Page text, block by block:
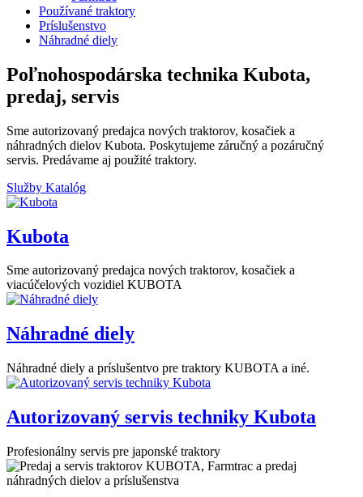
Používané traktory
Príslušenstvo
Náhradné diely
Poľnohospodárska technika Kubota,
predaj, servis
Sme autorizovaný predajca nových traktorov, kosačiek a
náhradných dielov Kubota. Poskytujeme záručný a pozáručný
servis. Predávame aj použité traktory.
Služby Katalóg
Kubota
Sme autorizovaný predajca nových traktorov, kosačiek a
viacúčelových vozidiel KUBOTA
Náhradné diely
Náhradné diely a príslušentvo pre traktory KUBOTA a iné.
Autorizovaný servis techniky Kubota
Profesionálny servis pre japonské traktory